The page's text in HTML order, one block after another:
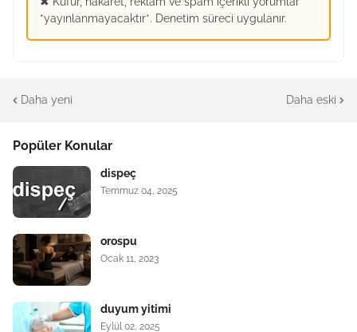
*yayınlanmayacaktır*. Denetim süreci uygulanır.
Daha yeni Daha eski
Popüler Konular
dispeç
Temmuz 04, 2025
orospu
Ocak 11, 2023
duyum yitimi
Eylül 02, 2025